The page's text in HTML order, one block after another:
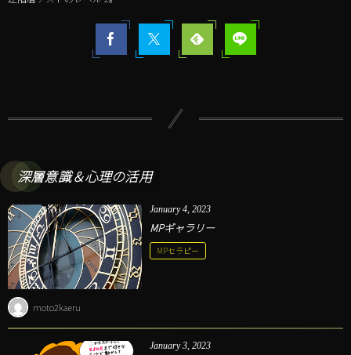
深層意識＆心理の活用
January 4,2023
MPギャラリー
MPセラピー
moto2kaeru
January 3 ,2023